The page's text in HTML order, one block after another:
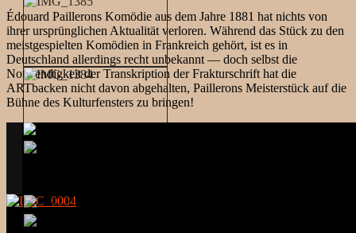
Édouard Paillerons Komödie aus dem Jahre 1881 hat nichts von
ihrer ursprünglichen Aktualität verloren. Während das Stück zu den
meistgespielten Komödien in Frankreich gehört, ist es in
Deutschland allerdings recht unbekannt — doch selbst die
Notwendigkeit der Transkription der Frakturschrift hat die
ARTbacken nicht davon abgehalten, Paillerons Meisterstück auf die
Bühne des Kulturfensters zu bringen!